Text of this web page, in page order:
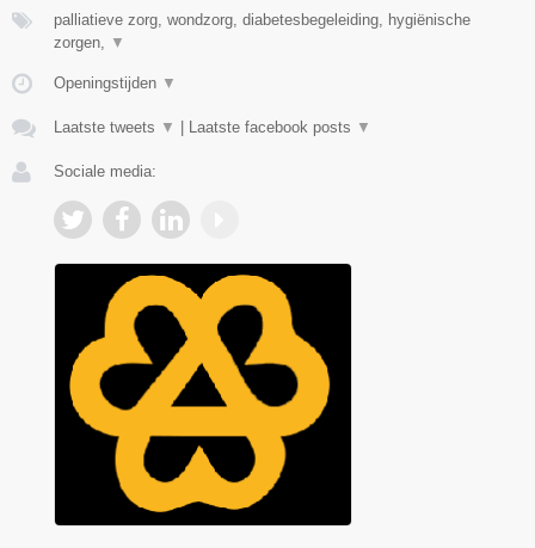
palliatieve zorg, wondzorg, diabetesbegeleiding, hygiënische
zorgen, ▼
Openingstijden ▼
Laatste tweets ▼ Laatste facebook posts ▼
Sociale media: